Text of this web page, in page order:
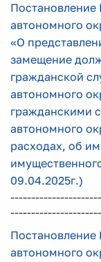
Постановление
автономного
«О
замещение
гражданской
автономного
гражданскими
автономного
расходах, об
09.04.2025г.)
Постановление
автономного